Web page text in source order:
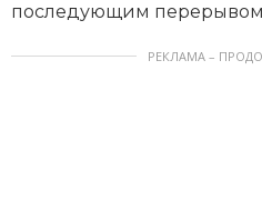
последующим
РЕКЛАМА –